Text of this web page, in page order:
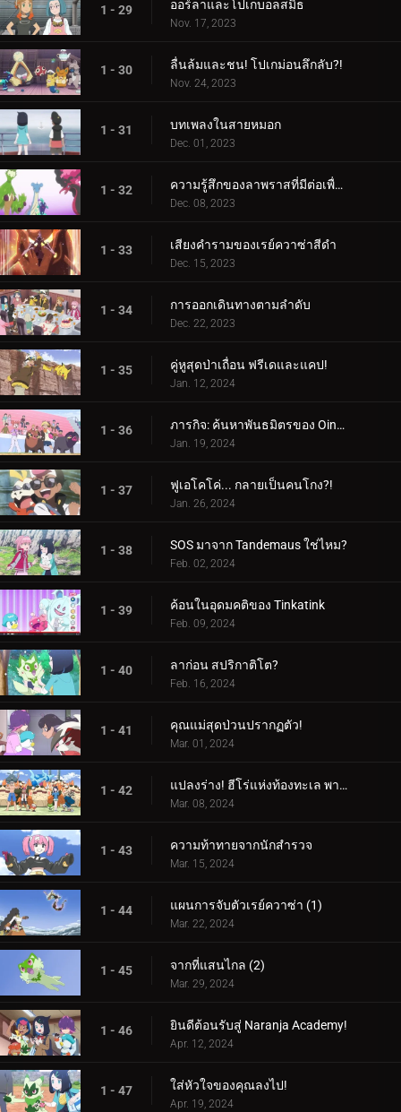
1 - 29 ออร์ลาและโปเกบอลสมิธ
Nov. 17, 2023
1 - 30 ลื่นล้มและชน! โปเกม่อนลึกลับ?!
Nov. 24, 2023
1 - 31 บทเพลงในสายหมอก
Dec. 01, 2023
1 - 32 ความรู้สึกของลาพราสที่มีต่อเพื่อน
Dec. 08, 2023
1 - 33 เสียงคำรามของเรย์ควาซ่าสีดำ
Dec. 15, 2023
1 - 34 การออกเดินทางตามลำดับ
Dec. 22, 2023
1 - 35 คู่หูสุดป่าเถื่อน ฟรีเดและแคป!
Jan. 12, 2024
1 - 36 ภารกิจ: ค้นหาพันธมิตรของ Oinkologne!
Jan. 19, 2024
1 - 37 ฟูเอโคโค่... กลายเป็นคนโกง?!
Jan. 26, 2024
1 - 38 SOS มาจาก Tandemaus ใช่ไหม?
Feb. 02, 2024
1 - 39 ค้อนในอุดมคติของ Tinkatink
Feb. 09, 2024
1 - 40 ลาก่อน สปริกาติโต?
Feb. 16, 2024
1 - 41 คุณแม่สุดป่วนปรากฏตัว!
Mar. 01, 2024
1 - 42 แปลงร่าง! ฮีโร่แห่งท้องทะเล พาลาฟิน
Mar. 08, 2024
1 - 43 ความท้าทายจากนักสำรวจ
Mar. 15, 2024
1 - 44 แผนการจับตัวเรย์ควาซ่า (1)
Mar. 22, 2024
1 - 45 จากที่แสนไกล (2)
Mar. 29, 2024
1 - 46 ยินดีต้อนรับสู่ Naranja Academy!
Apr. 12, 2024
1 - 47 ใส่หัวใจของคุณลงไป!
Apr. 19, 2024